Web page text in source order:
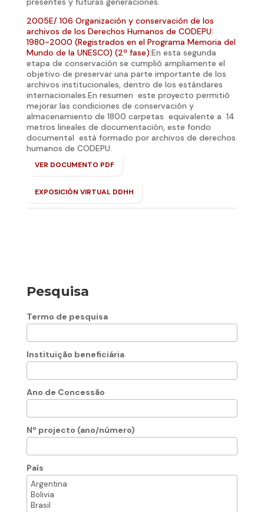
2005E/ 106 Organización y conservación de los
archivos de los Derechos Humanos de CODEPU:
1980-2000 (Registrados en el Programa Memoria del
Mundo de la UNESCO) (2ª fase):En esta segunda
etapa de conservación se cumplió ampliamente el
objetivo de preservar una parte importante de los
archivos institucionales, dentro de los estándares
internacionales.En resumen este proyecto permitió
mejorar las condiciones de conservación y
almacenamiento de 1800 carpetas equivalente a 14
metros lineales de documentación, este fondo
documental está formado por archivos de derechos
humanos de CODEPU.
VER DOCUMENTO PDF
EXPOSICIÓN VIRTUAL DDHH
Pesquisa
Termo de pesquisa
Instituição beneficiária
Ano de Concessão
Nº projecto (ano/número)
País